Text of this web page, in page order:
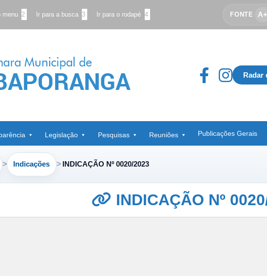
menu 2 Ir para a busca 3 Ir para o rodapé 4 FONTE A+
Radar
Legislação Pesquisas Reuniões Publicações Gerais
Indicações INDICAÇÃO Nº 0020/2023
INDICAÇÃO Nº